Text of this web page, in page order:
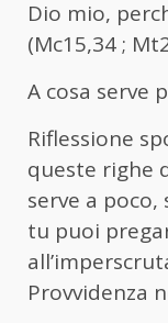
Dio mio,
(Mc15,34 ;
A cosa serve
Riflessione
queste righe
serve a
tu puoi
Provvidenza